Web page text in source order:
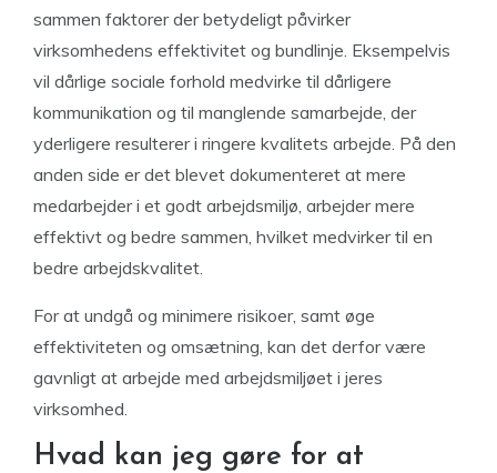
sammen faktorer der betydeligt påvirker
virksomhedens effektivitet og bundlinje. Eksempelvis
vil dårlige sociale forhold medvirke til dårligere
kommunikation og til manglende samarbejde, der
yderligere resulterer i ringere kvalitets arbejde. På den
anden side er det blevet dokumenteret at mere
medarbejder i et godt arbejdsmiljø, arbejder mere
effektivt og bedre sammen, hvilket medvirker til en
bedre arbejdskvalitet.
For at undgå og minimere risikoer, samt øge
effektiviteten og omsætning, kan det derfor være
gavnligt at arbejde med arbejdsmiljøet i jeres
virksomhed.
Hvad kan jeg gøre for at